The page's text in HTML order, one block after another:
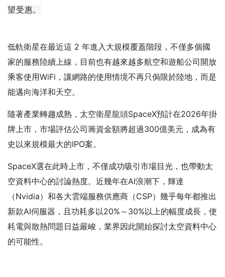
望受惠。
低軌衛星在最近這 2 年進入大規模覆蓋階段，不僅多個國
家的服務陸續上線，目前也有越來越多航空和遊船公司開放
乘客使用WiFi，讓網路的使用情境不再只侷限於陸地，而是
能邁向海洋和天空。
隨著產業轉趨成熟，太空衛星龍頭SpaceX預計在2026年掛
牌上市，市場評估公司籌資金額將超過300億美元，成為有
史以來規模最大的IPO案。
SpaceX選在此時上市，不僅成功吸引市場目光，也帶動太
空資料中心的討論熱度。近幾年在AI浪潮下，輝達
（Nvidia）和各大雲端服務供應商（CSP）幾乎每年都推出
新款AI伺服器，且功耗多以20%～30%以上的幅度成長，使
耗電與散熱問題日益嚴峻，業界因此開始探討太空資料中心
的可能性。